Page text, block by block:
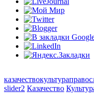
казачествокультура
slider2 Казачество